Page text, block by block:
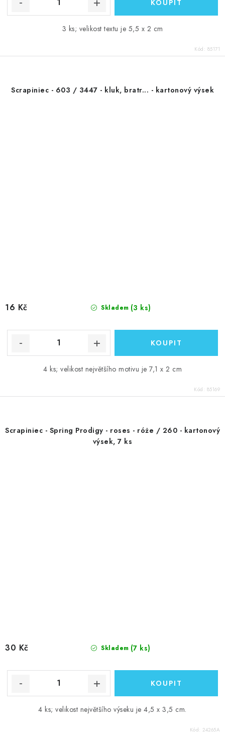
3 ks; velikost textu je 5,5 x 2 cm
Kód: 85171
Scrapiniec - 603 / 3447 - kluk, bratr... - kartonový výsek
Skladem (3 ks)
16 Kč
4 ks; velikost největšího motivu je 7,1 x 2 cm
Kód: 85169
Scrapiniec - Spring Prodigy - roses - róże / 260 - kartonový
výsek, 7 ks
Skladem (7 ks)
30 Kč
4 ks; velikost největšího výseku je 4,5 x 3,5 cm.
Kód: 24265A